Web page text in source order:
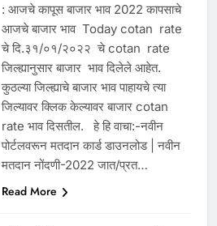
: आजचे कापूस बाजार भाव 2022 कापसाचे
आजचे बाजार भाव Today cotan rate
चे दि.३१/०१/२०२२ चे cotan rate
जिल्ह्यानुसार बाजार भाव दिलेले आहेत.
कुठल्या जिल्ह्याचे बाजार भाव पाहायचे त्या
जिल्यावर क्लिक केल्यावर बाजार cotan
rate भाव दिसतील. हे हि वाचा:-नवीन
पोर्टलवरून मतदान कार्ड डाउनलोड | नवीन
मतदान नोंदणी-2022 जात/प्रत…
Read More